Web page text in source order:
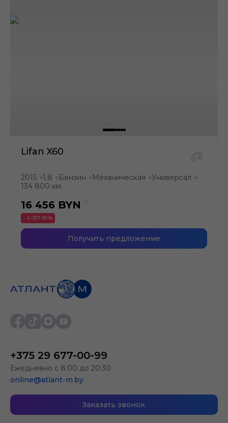
Lifan X60
2015 ●1.8 ● Бензин ● Механическая ●Универсал ●
134 800 км
16 456 BYN
- 2 057 BYN
Получить предложение
+375 29 677-00-99
Ежедневно с 8:00 до 20:30
online@atlant-m.by
Заказать звонок